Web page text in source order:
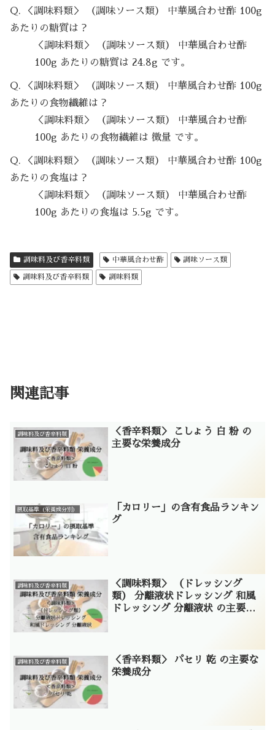
Q. ＜調味料類＞ （調味ソース類） 中華風合わせ酢 100g
あたりの糖質は？
＜調味料類＞ （調味ソース類） 中華風合わせ酢
100g あたりの糖質は 24.8g です。
Q. ＜調味料類＞ （調味ソース類） 中華風合わせ酢 100g
あたりの食物繊維は？
＜調味料類＞ （調味ソース類） 中華風合わせ酢
100g あたりの食物繊維は 微量 です。
Q. ＜調味料類＞ （調味ソース類） 中華風合わせ酢 100g
あたりの食塩は？
＜調味料類＞ （調味ソース類） 中華風合わせ酢
100g あたりの食塩は 5.5g です。
調味料及び香辛料類 中華風合わせ酢 調味ソース類
調味料及び香辛料類 調味料類
関連記事
調味料及び香辛料類
＜香辛料類＞ こしょう 白 粉 の
主要な栄養成分
摂取基準（栄養成分別）
「カロリー」の含有食品ランキン
グ
調味料及び香辛料類
＜調味料類＞ （ドレッシング
類） 分離液状ドレッシング 和風
ドレッシング 分離液状 の主要な
調味料及び香辛料類
＜香辛料類＞ パセリ 乾 の主要な
栄養成分